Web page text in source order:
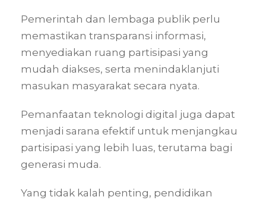
Pemerintah dan lembaga publik perlu
memastikan transparansi informasi,
menyediakan ruang partisipasi yang
mudah diakses, serta menindaklanjuti
masukan masyarakat secara nyata.
Pemanfaatan teknologi digital juga dapat
menjadi sarana efektif untuk menjangkau
partisipasi yang lebih luas, terutama bagi
generasi muda.
Yang tidak kalah penting, pendidikan